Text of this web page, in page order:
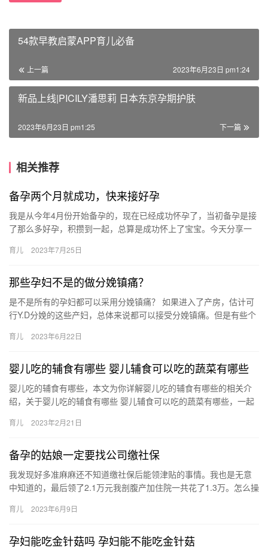
54款早教启蒙APP育儿必备
上一篇 2023年6月23日 pm1:24
新品上线|PICILY潘思莉 日本东京孕期护肤
下一篇
2023年6月23日 pm1:25
相关推荐
备孕两个月就成功，快来接好孕
我是从今年4月份开始备孕的，现在已经成功怀孕了，当初备孕是接
了那么多好孕，积攒到一起，总算是成功怀上了宝宝。今天分享一
…
育儿 2023年7月25日
那些孕妇不是的做分娩镇痛？
是不是所有的孕妇都可以采用分娩镇痛？ 如果进入了产房，估计可
行Y.D分娩的这些产妇，总体来说都可以接受分娩镇痛。但是有些个
育儿 2023年6月22日
婴儿吃的辅食有哪些 婴儿辅食可以吃的蔬菜有哪些
婴儿吃的辅食有哪些，本文为你详解婴儿吃的辅食有哪些的相关介
绍，关于婴儿吃的辅食有哪些 婴儿辅食可以吃的蔬菜有哪些，一起
儿…
育儿 2023年2月21日
备孕的姑娘一定要找公司缴社保
我发现好多准麻麻还不知道缴社保后能领津贴的事情。我也是无意
中知道的，最后领了2.1万元我剖腹产加住院一共花了1.3万。怎么操
育儿 2023年6月9日
孕妇能吃金针菇吗 孕妇能不能吃金针菇